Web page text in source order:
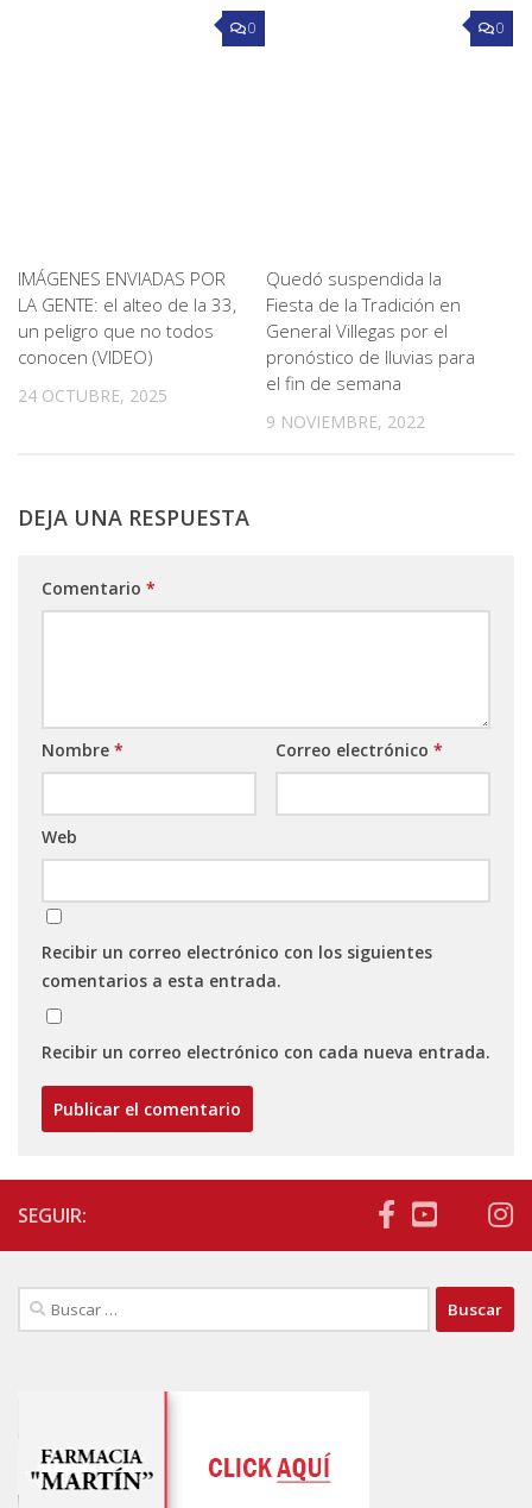
0
IMÁGENES ENVIADAS POR
LA GENTE: el alteo de la 33,
un peligro que no todos
conocen (VIDEO)
24 OCTUBRE, 2025
0
Quedó suspendida la
Fiesta de la Tradición en
General Villegas por el
pronóstico de lluvias para
el fin de semana
9 NOVIEMBRE, 2022
DEJA UNA RESPUESTA
Comentario *
Nombre * Correo electrónico *
Web
Recibir un correo electrónico con los siguientes
comentarios a esta entrada.
Recibir un correo electrónico con cada nueva entrada.
SEGUIR:
Buscar: